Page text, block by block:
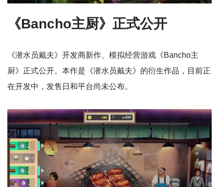
《Bancho主厨》正式公开
《潜水员戴夫》开发商新作、模拟经营游戏《Bancho主
厨》正式公开。本作是《潜水员戴夫》的衍生作品，目前正
在开发中，发售日和平台尚未公布。